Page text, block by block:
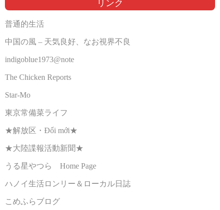
リンク
普通的生活
中国の風 – 天気良好、なお視界不良
indigoblue1973@note
The Chicken Reports
Star-Mo
東京常備菜ライフ
★解放区・Đổi mới★
★大陸諜報活動新聞★
うる星やつら Home Page
ハノイ生活ロンリー＆ローカル日誌
こめふらブログ